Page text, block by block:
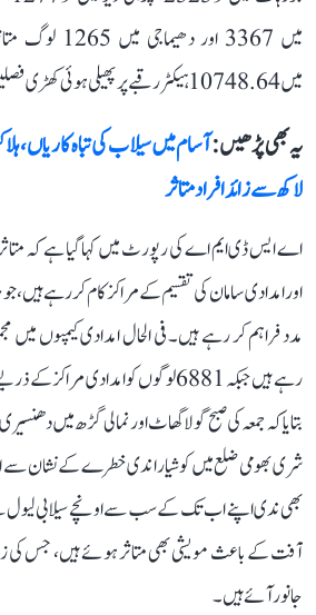
میں 3367 اور
میں 10748.64 ہیکٹر رقبے پر پھیلی ہوئی کھڑی فصلیں اب بھی زیر آب ہیں۔
یہ بھی پڑھیں :
لاکھ سے زائد افراد متاثر
اور امدادی سامان کی تقسیم کے مراکز کام کر رہے ہیں،
رہے ہیں جبکہ 6881 لوگوں کو امدادی
بتایا کہ جمعہ کی صبح گولا گھاٹ اور نمالی گڑھ میں
شری بھومی ضلع میں کوشیارا ندی خطرے کے نشان سے
بھی ندی اپنے اب تک کے سب سے اونچے سیلابی لیول
جانور آئے ہیں۔